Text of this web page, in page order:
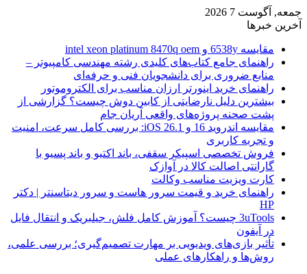
جمعه, آگوست 7 2026
آخرین خبرها
مقایسه 6538y و intel xeon platinum 8470q oem
راهنمای جامع کتاب‌های کلیدی رشته مهندسی کامپیوتر –
منابع ضروری برای دانشجویان فنی و حرفه‌ای
راهنمای خرید اینورتر ارزان مناسب برای الکتروموتور
بیشترین دلیل نارضایتی از کابین دوش چیست؟ گزارشی از
پشت صحنه پروژه‌های واقعی آریان جام
مقایسه اندروید 16 و iOS 26.1: بررسی کامل سرعت، امنیت
و تجربه کاربری
فروش تخصصی اسپیکر سقفی، باند اکتیو و باند پسیو با
گارانتی اصالت کالا در آوازک
کارت ویزیت مناسب وکالت
راهنمای خرید و قیمت سرور هاست و سرور دیتاسنتر | دکتر
HP
3uTools چیست؟ آموزش کامل فلش، جیلبریک و انتقال فایل
در آیفون
تأثیر بازی‌های ویدیویی بر مهارت تصمیم‌گیری؛ بررسی علمی،
روش‌ها و راهکارهای عملی